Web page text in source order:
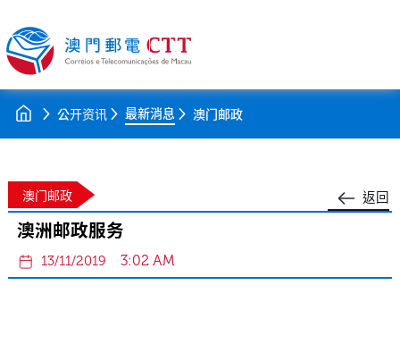
公开资讯 最新消息 澳门邮政
返回
澳门邮政
澳洲邮政服务
13/11/2019 3:02 AM